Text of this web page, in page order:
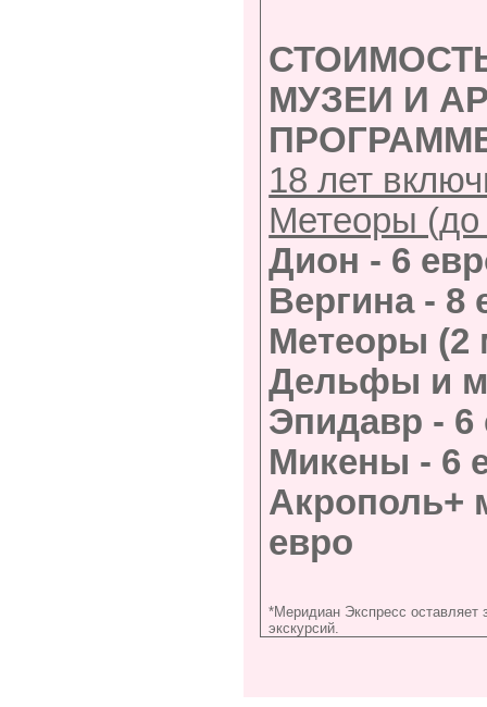
МУЗЕИ И
18 лет
Метеоры
Дион - 6
Вергина - 8
Метеоры (2
Дельфы и
Эпидавр - 6
Микены - 6
Акрополь+
евро
*Меридиан Экспресс оставляет
экскурсий.